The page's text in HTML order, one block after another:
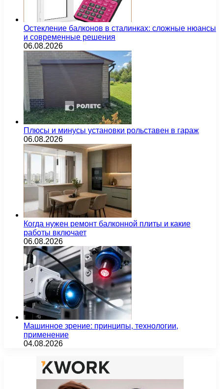
Остекление балконов в сталинках: сложные нюансы
и современные решения
06.08.2026
Плюсы и минусы установки рольставен в гараж
06.08.2026
Когда нужен ремонт балконной плиты и какие
работы включает
06.08.2026
Машинное зрение: принципы, технологии,
применение
04.08.2026